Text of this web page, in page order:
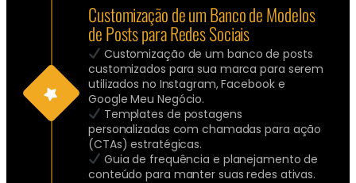
Customização de um Banco de Modelos
de Posts para Redes Sociais
Customização de um banco de posts
customizados para sua marca para serem
utilizados no Instagram, Facebook e
Google Meu Negócio.
Templates de postagens
personalizadas com chamadas para ação
(CTAs) estratégicas.
Guia de frequência e planejamento de
conteúdo para manter suas redes ativas.